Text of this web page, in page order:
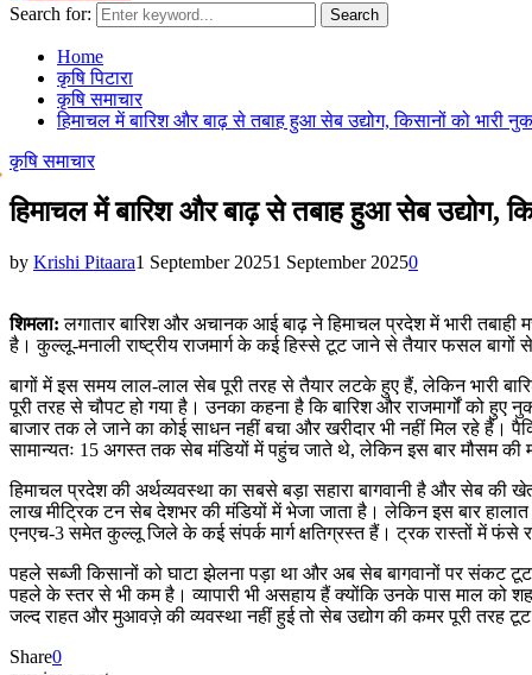
Search for: Search
Home
कृषि पिटारा
कृषि समाचार
हिमाचल में बारिश और बाढ़ से तबाह हुआ सेब उद्योग, किसानों को भारी
कृषि समाचार
हिमाचल में बारिश और बाढ़ से तबाह हुआ सेब उद्योग,
by Krishi Pitaara1 September 20251 September 20250
शिमला:लगातार बारिश और अचानक आई बाढ़ ने हिमाचल प्रदेश में भारी
है। कुल्लू-मनाली राष्ट्रीय राजमार्ग के कई हिस्से टूट जाने से तैयार फसल
बागों में इस समय लाल-लाल सेब पूरी तरह से तैयार लटके हुए हैं, लेकिन भारी
पूरी तरह से चौपट हो गया है। उनका कहना है कि बारिश और राजमार्गों को
बाजार तक ले जाने का कोई साधन नहीं बचा और खरीदार भी नहीं मिल रहे
सामान्यतः 15 अगस्त तक सेब मंडियों में पहुंच जाते थे, लेकिन इस बार मौसम की
हिमाचल प्रदेश की अर्थव्यवस्था का सबसे बड़ा सहारा बागवानी है और सेब की
लाख मीट्रिक टन सेब देशभर की मंडियों में भेजा जाता है। लेकिन इस बार
एनएच-3 समेत कुल्लू जिले के कई संपर्क मार्ग क्षतिग्रस्त हैं। ट्रक रास्तों में
पहले सब्जी किसानों को घाटा झेलना पड़ा था और अब सेब बागवानों पर संकट
पहले के स्तर से भी कम है। व्यापारी भी असहाय हैं क्योंकि उनके पास माल को
जल्द राहत और मुआवज़े की व्यवस्था नहीं हुई तो सेब उद्योग की कमर पूरी तरह
Share0